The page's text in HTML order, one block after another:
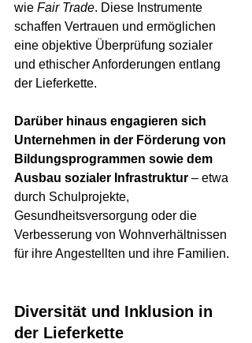
wie Fair Trade. Diese Instrumente
schaffen Vertrauen und ermöglichen
eine objektive Überprüfung sozialer
und ethischer Anforderungen entlang
der Lieferkette.
Darüber hinaus engagieren sich
Unternehmen in der Förderung von
Bildungsprogrammen sowie dem
Ausbau sozialer Infrastruktur – etwa
durch Schulprojekte,
Gesundheitsversorgung oder die
Verbesserung von Wohnverhältnissen
für ihre Angestellten und ihre Familien.
Diversität und Inklusion in
der Lieferkette